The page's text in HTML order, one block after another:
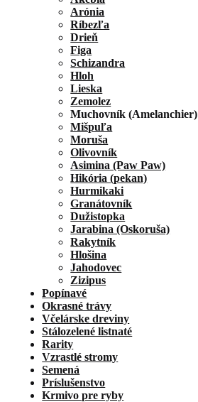
Arónia
Ríbezľa
Drieň
Figa
Schizandra
Hloh
Lieska
Zemolez
Muchovník (Amelanchier)
Mišpuľa
Moruša
Olivovník
Asimina (Paw Paw)
Hikória (pekan)
Hurmikaki
Granátovník
Dužistopka
Jarabina (Oskoruša)
Rakytník
Hlošina
Jahodovec
Zizipus
Popínavé
Okrasné trávy
Včelárske dreviny
Stálozelené listnaté
Rarity
Vzrastlé stromy
Semená
Príslušenstvo
Krmivo pre ryby